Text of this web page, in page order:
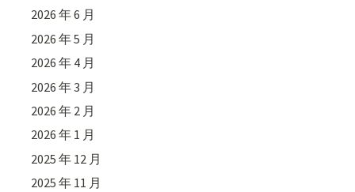
2026 年 6 月
2026 年 5 月
2026 年 4 月
2026 年 3 月
2026 年 2 月
2026 年 1 月
2025 年 12 月
2025 年 11 月